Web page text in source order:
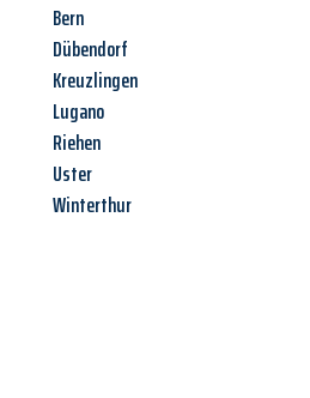
Bern
Dübendorf
Kreuzlingen
Lugano
Riehen
Uster
Winterthur